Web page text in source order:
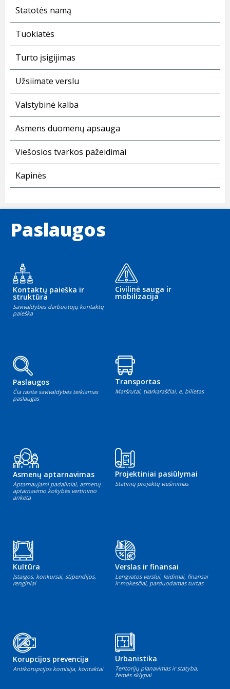
Statotės namą
Tuokiatės
Turto įsigijimas
Užsiimate verslu
Valstybinė kalba
Asmens duomenų apsauga
Viešosios tvarkos pažeidimai
Kapinės
Paslaugos
Kontaktų paieška ir
struktūra
Savivaldybės darbuotojų kontaktų
paieška
Civilinė sauga ir
mobilizacija
Paslaugos
Čia rasite savivaldybės teikiamas
paslaugas
Transportas
Maršrutai, tvarkaraščiai, e. bilietas
Asmenų aptarnavimas
Aptarnaujami padaliniai, asmenų
aptarnavimo kokybės vertinimo
anketa
Projektiniai pasiūlymai
Statinių projektų viešinimas
Kultūra
Įstaigos, konkursai, stipendijos,
renginiai
Verslas ir finansai
Lengvatos verslui, leidimai, finansai
ir mokesčiai, parduodamas turtas
Korupcijos prevencija
Antikorupcijos komisija, kontaktai
Urbanistika
Teritorijų planavimas ir statyba,
žemės sklypai